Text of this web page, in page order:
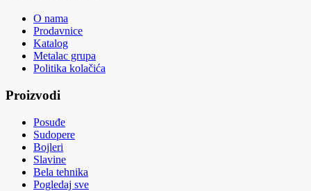
O nama
Prodavnice
Katalog
Metalac grupa
Politika kolačića
Proizvodi
Posuđe
Sudopere
Bojleri
Slavine
Bela tehnika
Pogledaj sve